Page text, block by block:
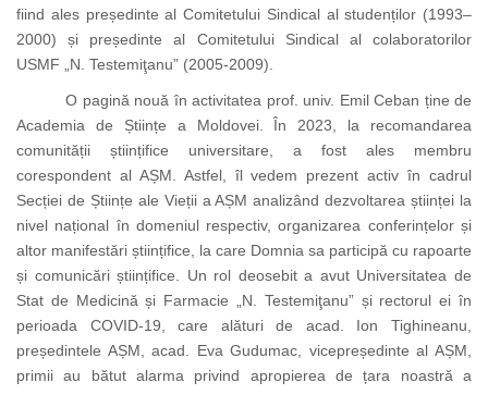
fiind ales președinte al Comitetului Sindical al studenților (1993–
2000) și președinte al Comitetului Sindical al colaboratorilor
USMF „N. Testemiţanu” (2005-2009).
O pagină nouă în activitatea prof. univ. Emil Ceban ține de
Academia de Științe a Moldovei. În 2023, la recomandarea
comunității științifice universitare, a fost ales membru
corespondent al AȘM. Astfel, îl vedem prezent activ în cadrul
Secției de Științe ale Vieții a AȘM analizânddezvoltarea științei la
nivel național în domeniul respectiv,organizarea conferințelor și
altor manifestări științifice, la care Domnia sa participă cu rapoarte
și comunicări științifice. Un rol deosebit a avutUniversitatea de
Stat de Medicină și Farmacie „N. Testemiţanu”și rectorul ei în
perioada COVID-19, care alături de acad. Ion Tighineanu,
președintele AȘM, acad. Eva Gudumac, vicepreședinte al AȘM,
primii au bătut alarma privind apropierea de țara noastră a